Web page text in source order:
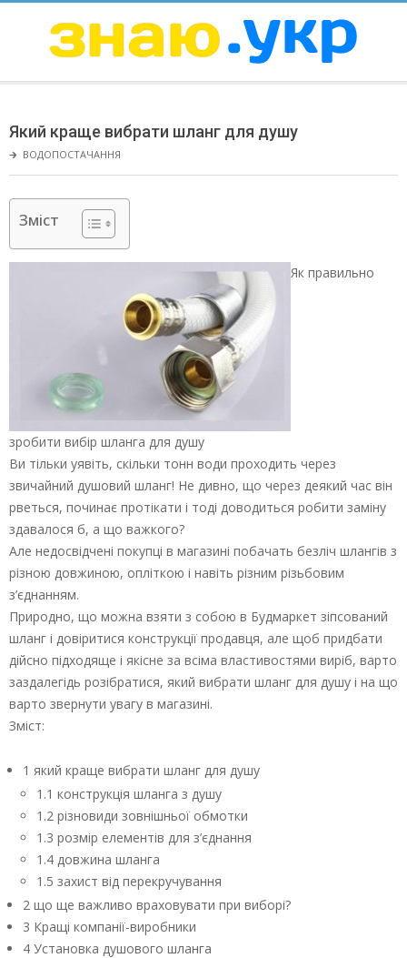
ЗНАЮ
Menu
Який краще вибрати шланг для душу
🡲 ВОДОПОСТАЧАННЯ
Зміст
Як правильно
зробити вибір шланга для душу
Ви тільки уявіть, скільки тонн води проходить через
звичайний душовий шланг! Не дивно, що через деякий час він
рветься, починає протікати і тоді доводиться робити заміну
здавалося б, а що важкого?
Але недосвідчені покупці в магазині побачать безліч шлангів з
різною довжиною, опліткою і навіть різним різьбовим
з’єднанням.
Природно, що можна взяти з собою в Будмаркет зіпсований
шланг і довіритися конструкції продавця, але щоб придбати
дійсно підходяще і якісне за всіма властивостями виріб, варто
заздалегідь розібратися, який вибрати шланг для душу і на що
варто звернути увагу в магазині.
Зміст:
1 який краще вибрати шланг для душу
1.1 конструкція шланга з душу
1.2 різновиди зовнішньої обмотки
1.3 розмір елементів для з’єднання
1.4 довжина шланга
1.5 захист від перекручування
2 що ще важливо враховувати при виборі?
3 Кращі компанії-виробники
4 Установка душового шланга